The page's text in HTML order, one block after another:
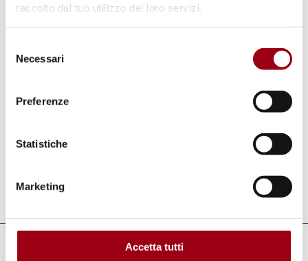
raccolto dal tuo utilizzo dei loro servizi.
delNecessari
Preferenze
Statistiche
Marketing
Accetta tutti
internazionali ratificati dall’Italia e norme
interne di portata legislativa è accertata dalla
in maniera
assunti in materia di diritti umani.
Aggiornato il: